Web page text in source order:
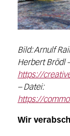
Bild: Arnulf
Herbert Brödl
https://
– Datei:
https://
Wir